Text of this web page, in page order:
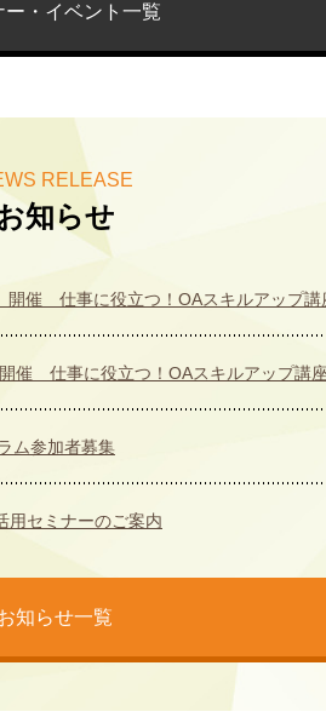
ー・イベント一覧
RELEASE
知らせ
開催 仕事に役立つ！OAスキルアップ講
催 仕事に役立つ！OAスキルアップ講
ム参加者募集
用セミナーのご案内
知らせ一覧